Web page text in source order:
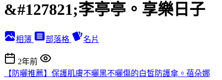
&#127821;李亭亭。享樂日子
相簿 部落格 名片
2年前
【防曬推薦】保護肌膚不曬黑不曬傷的白皙防護傘。蓓朵娜